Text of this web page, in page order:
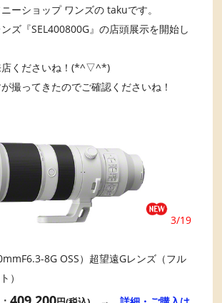
ーショップ ワンズの takuです。
ズ『SEL400800G』の店頭展示を開始し
店くださいね！(*^▽^*)
撮ってきたのでご確認くださいね！
3/19
8G OSS）超望遠Gレンズ（フル
）